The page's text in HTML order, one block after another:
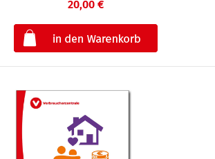
20,00 €